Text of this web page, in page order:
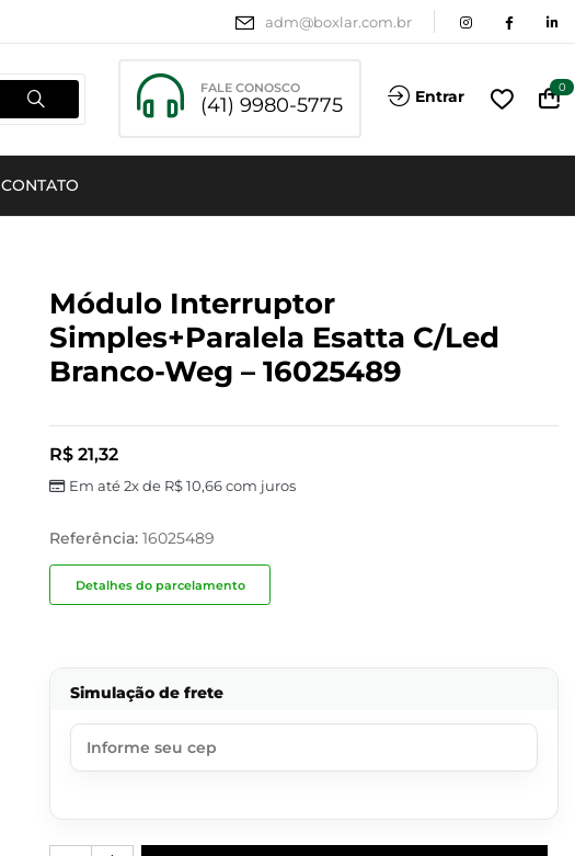
adm@boxlar.com.br
FALE CONOSCO
(41) 9980-5775 Entrar 0
CONTATO
Módulo Interruptor
Simples+paralela Esatta C/led
Branco-Weg – 16025489
R$21,32
Em até 2x de R$10,66com juros
Referência:16025489
Detalhes do parcelamento
Simulação de frete